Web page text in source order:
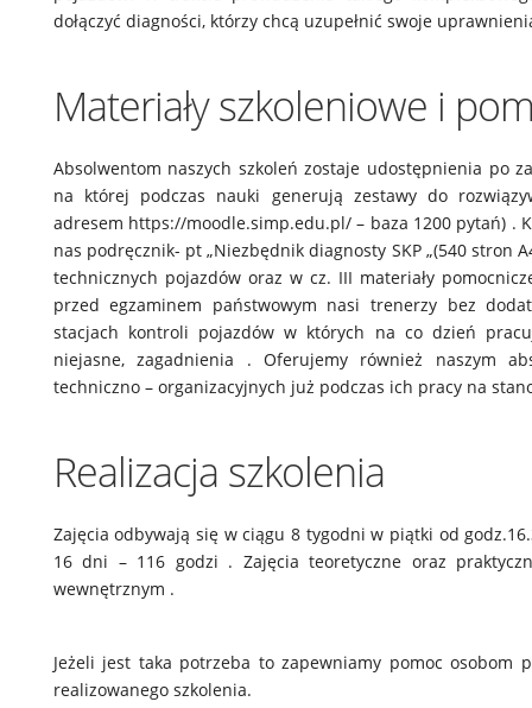
dołączyć diagności, którzy chcą uzupełnić swoje
Materiały szkoleniowe i
Absolwentom naszych szkoleń zostaje udostępnienia po
na której podczas nauki generują zestawy do
adresem https://moodle.simp.edu.pl/ – baza 1200 pytań) .
nas podręcznik- pt „Niezbędnik diagnosty SKP „(540
technicznych pojazdów oraz w cz. III materiały
przed egzaminem państwowym nasi trenerzy bez
stacjach kontroli pojazdów w których na co dzień
niejasne, zagadnienia . Oferujemy również naszym
techniczno – organizacyjnych już podczas ich pracy na
Realizacja szkolenia
Zajęcia odbywają się w ciągu 8 tygodni w piątki od
16 dni – 116 godzi . Zajęcia teoretyczne oraz
wewnętrznym .
Jeżeli jest taka potrzeba to zapewniamy pomoc
realizowanego szkolenia.